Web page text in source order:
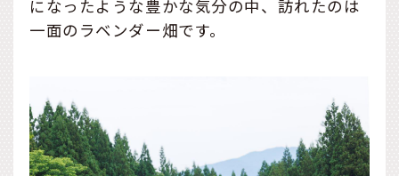
になったような豊かな気分の中、訪れたのは
一面のラベンダー畑です。